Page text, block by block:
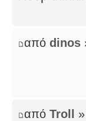
από dinos
από Troll